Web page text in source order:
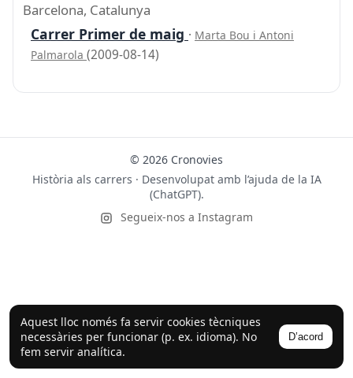
Aquest lloc només fa servir cookies tècniques
necessàries per funcionar (p. ex. idioma). No
fem servir analítica.
D’acord
Barcelona, Catalunya
Carrer Primer de maig · Marta Bou i Antoni
Palmarola (2009-08-14)
© 2026 Cronovies
Història als carrers · Desenvolupat amb l’ajuda de la IA
(ChatGPT).
Segueix-nos a Instagram